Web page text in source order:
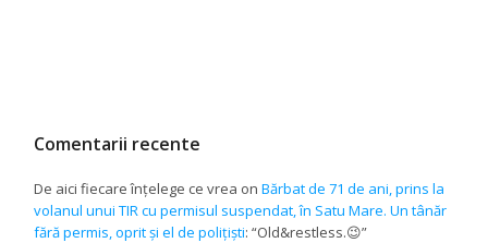
Comentarii recente
De aici fiecare înțelege ce vrea onBărbat de 71 de ani, prins la
volanul unui TIR cu permisul suspendat, în Satu Mare. Un tânăr
fără permis, oprit și el de polițiști: “Old&restless.😉”